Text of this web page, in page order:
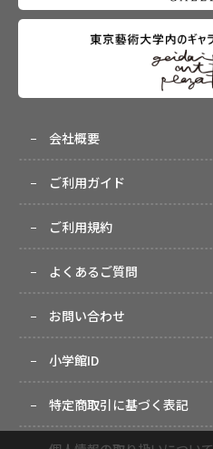
会社概要
ご利用ガイド
ご利用規約
よくあるご質問
お問い合わせ
小学館ID
特定商取引に基づく表記